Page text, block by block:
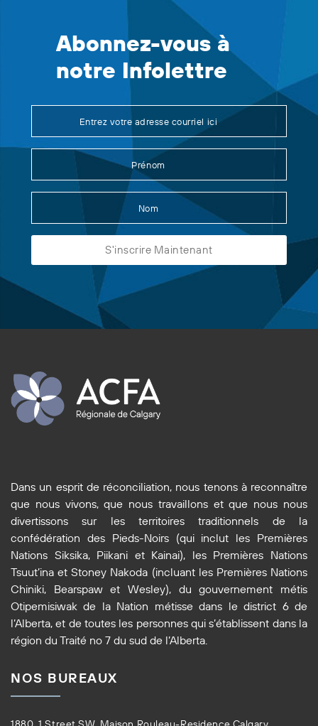
Abonnez-vous à
notre Infolettre
Dans un esprit de réconciliation, nous tenons à reconnaître
que nous vivons, que nous travaillons et que nous nous
divertissons sur les territoires traditionnels de la
confédération des Pieds-Noirs (qui inclut les Premières
Nations Siksika, Piikani et Kainai), les Premières Nations
Tsuut’ina et Stoney Nakoda (incluant les Premières Nations
Chiniki, Bearspaw et Wesley), du gouvernement métis
Otipemisiwak de la Nation métisse dans le district 6 de
l’Alberta, et de toutes les personnes qui s’établissent dans la
région du Traité no 7 du sud de l’Alberta.
NOS BUREAUX